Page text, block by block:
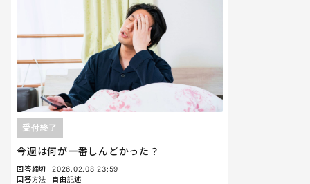
今週は何が一番しんどかった？
受付終了
回答締切
2026.02.08 23:59
回答方法
自由記述